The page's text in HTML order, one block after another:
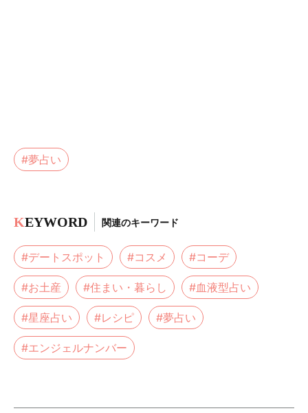
#夢占い
KEYWORD 関連のキーワード
#デートスポット #コスメ #コーデ
#お土産 #住まい・暮らし #血液型占い
#星座占い #レシピ #夢占い
#エンジェルナンバー